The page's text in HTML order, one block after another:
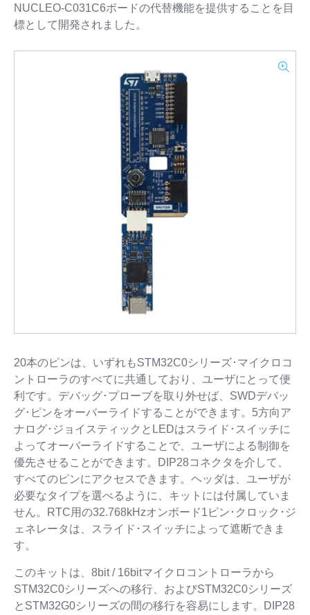
NUCLEO-C031C6ボードの代替機能を提供することを目
標として開発されました。
20本のピンは、いずれもSTM32C0シリーズ･マイクロコ
ントローラのすべてに共通しており、ユーザにとって便
利です。デバッグ･プローブを取り外せば、SWDデバッ
グ･ピンをオーバーライドすることができます。5方向ア
ナログ･ジョイスティックとLEDはスライド･スイッチに
よってオーバーライドすることで、ユーザによる制御を
優先させることができます。DIP28コネクタを介して、
すべてのピンにアクセスできます。ヘッダは、ユーザが
必要なタイプを選べるように、キットには付属していま
せん。RTC用の32.768kHzオンボード1ピン･クロック･ジ
ェネレータは、スライド･スイッチによって遮断できま
す。
このキットは、8bit / 16bitマイクロコントローラから
STM32C0シリーズへの移行、およびSTM32C0シリーズ
とSTM32G0シリーズの間の移行を容易にします。DIP28